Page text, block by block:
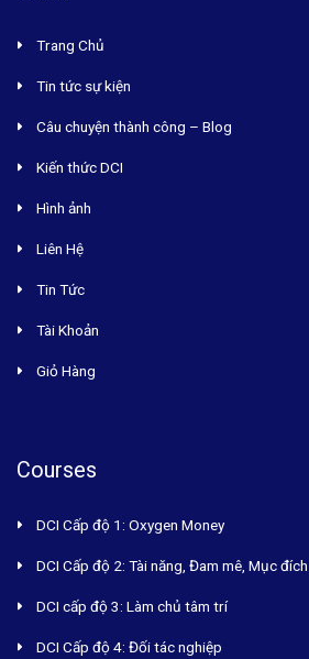
Trang Chủ
Tin tức sự kiện
Câu chuyện thành công – Blog
Kiến thức DCI
Hình ảnh
Liên Hệ
Tin Tức
Tài Khoản
Giỏ Hàng
Courses
DCI Cấp độ 1: Oxygen Money
DCI Cấp độ 2: Tài năng, Đam mê, Mục
DCI cấp độ 3: Làm chủ tâm trí
DCI Cấp độ 4: Đối tác nghiệp